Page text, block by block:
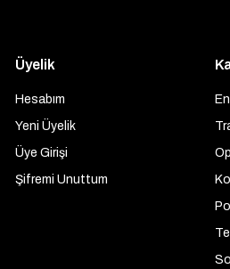
Üyelik
Hesabım
Yeni Üyelik
Üye Girişi
Şifremi Unuttum